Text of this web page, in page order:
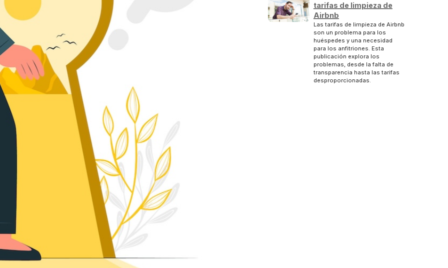
tarifas de limpieza de
Airbnb
Las tarifas de limpieza de Airbnb
son un problema para los
huéspedes y una necesidad
para los anfitriones. Esta
publicación explora los
problemas, desde la falta de
transparencia hasta las tarifas
desproporcionadas.